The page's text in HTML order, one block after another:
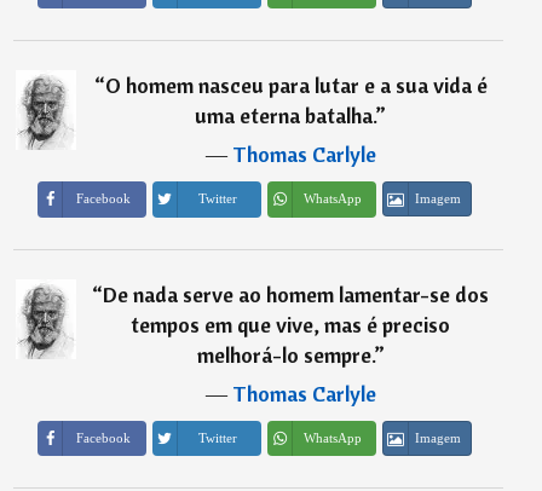
“O homem nasceu para lutar e a sua vida é
uma eterna batalha.”
―Thomas Carlyle
Facebook Twitter WhatsApp Imagem
“De nada serve ao homem lamentar-se dos
tempos em que vive, mas é preciso
melhorá-lo sempre.”
―Thomas Carlyle
Facebook Twitter WhatsApp Imagem